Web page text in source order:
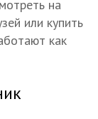
на
или купить
как